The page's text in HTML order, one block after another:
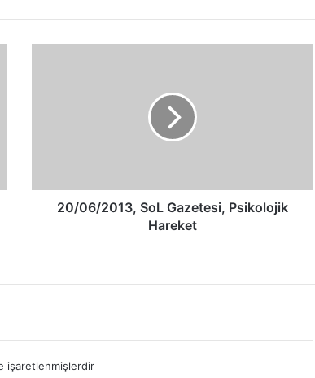
20/06/2013, SoL Gazetesi, Psikolojik
Hareket
işaretlenmişlerdir